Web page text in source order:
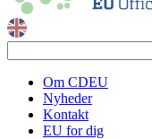
Om CDEU
Nyheder
Kontakt
EU for dig